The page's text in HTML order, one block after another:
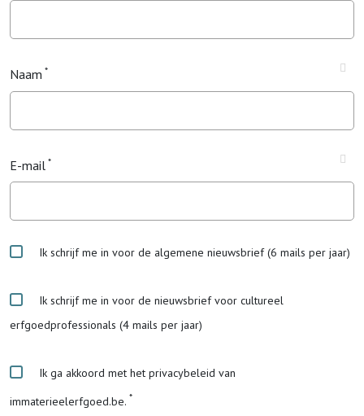
Naam
E-mail
Ik schrijf me in voor de algemene nieuwsbrief (6 mails per jaar)
Ik schrijf me in voor de nieuwsbrief voor cultureel
erfgoedprofessionals (4 mails per jaar)
Ik ga akkoord met het privacybeleid van
immaterieelerfgoed.be.